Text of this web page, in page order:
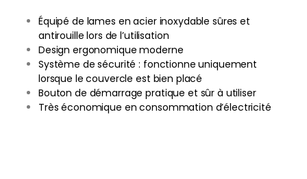
Équipé de lames en acier inoxydable sûres et
antirouille lors de l’utilisation
Design ergonomique moderne
Système de sécurité : fonctionne uniquement
lorsque le couvercle est bien placé
Bouton de démarrage pratique et sûr à utiliser
Très économique en consommation d’électricité